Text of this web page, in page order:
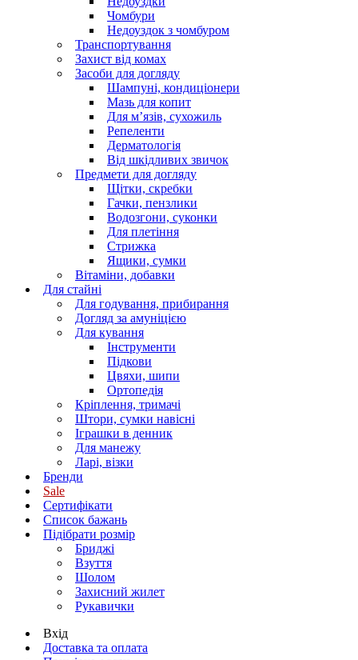
Чомбури
Недоуздок з чомбуром
Транспортування
Захист від комах
Засоби для догляду
Шампуні, кондиціонери
Мазь для копит
Для м’язів, сухожиль
Репеленти
Дерматологія
Від шкідливих звичок
Предмети для догляду
Щітки, скребки
Гачки, пензлики
Водозгони, суконки
Для плетіння
Стрижка
Ящики, сумки
Вітаміни, добавки
Для стайні
Для годування, прибирання
Догляд за амуніцією
Для кування
Інструменти
Підкови
Цвяхи, шипи
Ортопедія
Кріплення, тримачі
Штори, сумки навісні
Іграшки в денник
Для манежу
Ларі, візки
Бренди
Sale
Сертифікати
Список бажань
Підібрати розмір
Бриджі
Взуття
Шолом
Захисний жилет
Рукавички
Вхід
Доставка та оплата